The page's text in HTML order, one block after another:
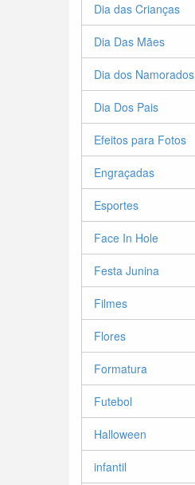
Dia das Crianças
Dia Das Mães
Dia dos Namorados
Dia Dos Pais
Efeitos para Fotos
Engraçadas
Esportes
Face In Hole
Festa Junina
Filmes
Flores
Formatura
Futebol
Halloween
infantil